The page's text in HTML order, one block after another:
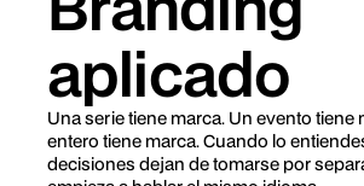
aplicado
Una serie tiene marca. Un evento tiene
entero tiene marca. Cuando lo
decisiones dejan de tomarse por